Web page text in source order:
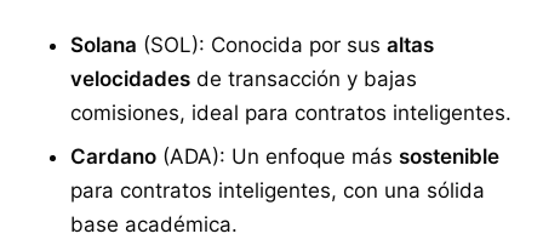
Solana (SOL): Conocida por sus altas
velocidadesde transacción y bajas
comisiones, ideal para contratos inteligentes.
Cardano(ADA): Un enfoque más sostenible
para contratos inteligentes, con una sólida
base académica.